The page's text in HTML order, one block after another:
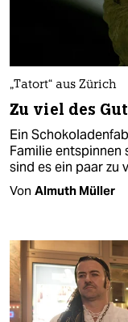
„Tatort“ aus Zürich
Zu viel des
Ein
Familie entspinnen
sind es ein paar zu
Von Almuth Müller